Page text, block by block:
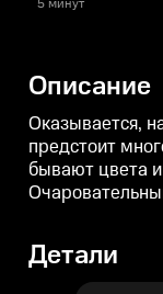
5 минут
Описание
Оказывается,
предстоит
бывают цвета
Детали